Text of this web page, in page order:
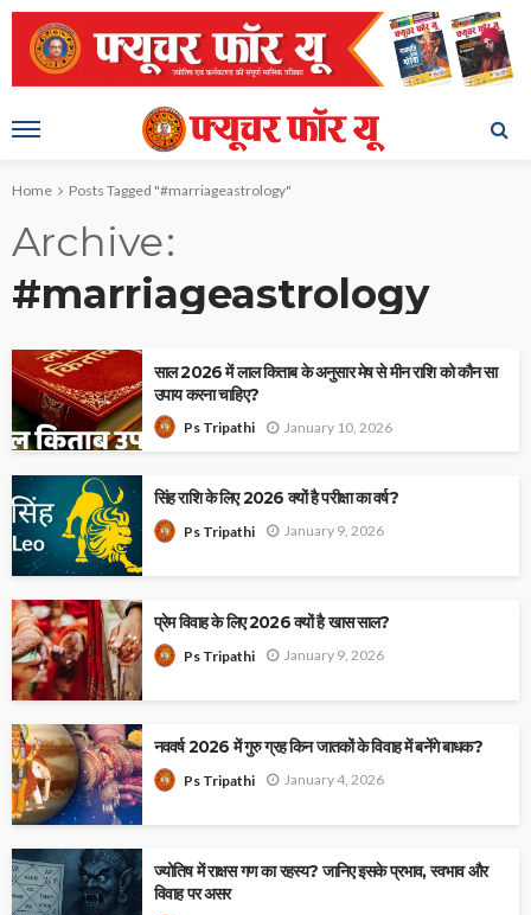
Home Posts Tagged "#marriageastrology"
Archive
#marriageastrology
साल 2026 में लाल किताब के अनुसार मेष से मीन राशि को कौन सा
उपाय करना चाहिए?
Ps Tripathi January 10, 2026
सिंह राशि के लिए 2026 क्यों है परीक्षा का वर्ष?
Ps Tripathi January 9, 2026
प्रेम विवाह के लिए 2026 क्यों है खास साल?
Ps Tripathi January 9, 2026
नववर्ष 2026 में गुरु ग्रह किन जातकों के विवाह में बनेंगे बाधक?
Ps Tripathi January 4, 2026
ज्योतिष में राक्षस गण का रहस्य? जानिए इसके प्रभाव, स्वभाव और
विवाह पर असर